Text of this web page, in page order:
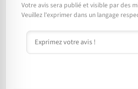
Votre avis sera publié et visible par des
Veuillez l'exprimer dans un langage
Commentaire